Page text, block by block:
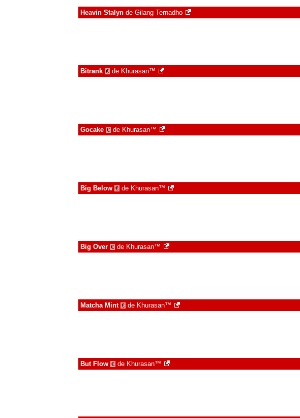
Heavin Stalyn de Gilang Ternadho
Bitrank € de Khurasan™
Gocake € de Khurasan™
Big Below € de Khurasan™
Big Over € de Khurasan™
Matcha Mint € de Khurasan™
But Flow € de Khurasan™